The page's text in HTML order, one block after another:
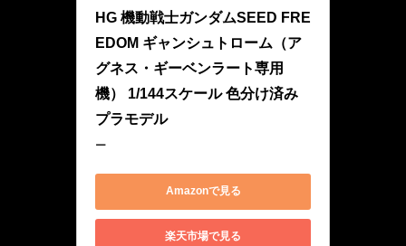
HG 機動戦士ガンダムSEED FRE
EDOM ギャンシュトローム（ア
グネス・ギーベンラート専用
機） 1/144スケール 色分け済み
プラモデル
ー
Amazonで見る
楽天市場で見る